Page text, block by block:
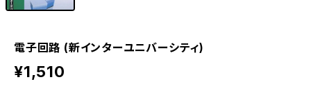
電子回路 (新インターユニバーシティ)
¥1,510